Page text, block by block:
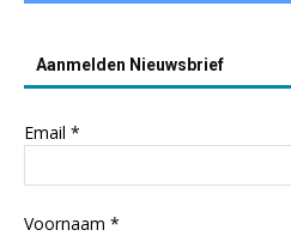
Aanmelden Nieuwsbrief
Email *
Voornaam *